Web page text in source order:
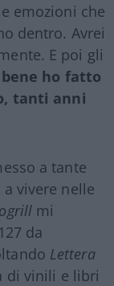
emozioni che
dentro. Avrei
E poi gli
ho fatto
tanti anni
a tante
vivere nelle
mi
da
Lettera
di vinili e libri